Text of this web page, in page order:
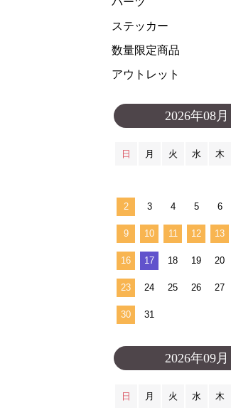
ステッカー
数量限定商品
アウトレット
2026年08月
日 月 火 水 木
2 3 4 5 6
9 10 11 12 13
16 17 18 19 20
23 24 25 26 27
30 31
2026年09月
日 月 火 水 木